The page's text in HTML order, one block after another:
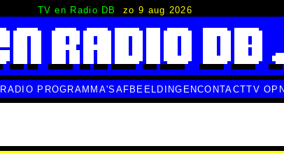
TV en Radio DB zo 9 aug 2026
RADIO PROGRAMMA'S AFBEELDINGENCONTACTTV